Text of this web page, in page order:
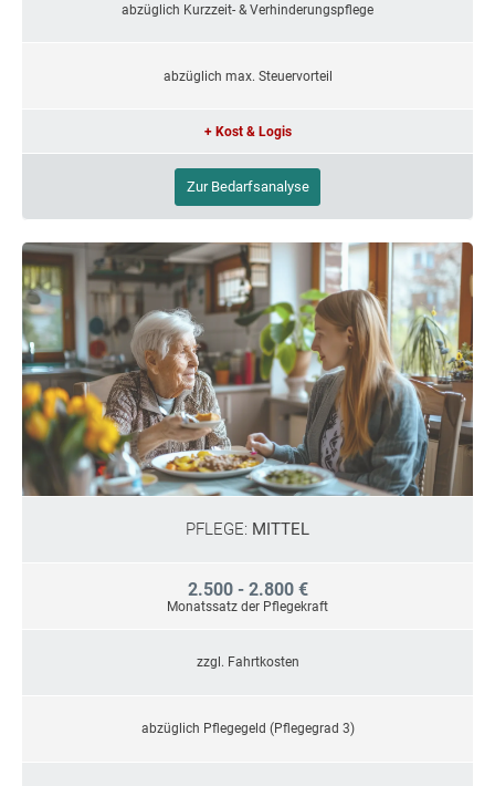
abzüglich Kurzzeit- & Verhinderungspflege
abzüglich max. Steuervorteil
+ Kost & Logis
Zur Bedarfsanalyse
PFLEGE: MITTEL
2.500 - 2.800 €
Monatssatz der Pflegekraft
zzgl. Fahrtkosten
abzüglich Pflegegeld (Pflegegrad 3)